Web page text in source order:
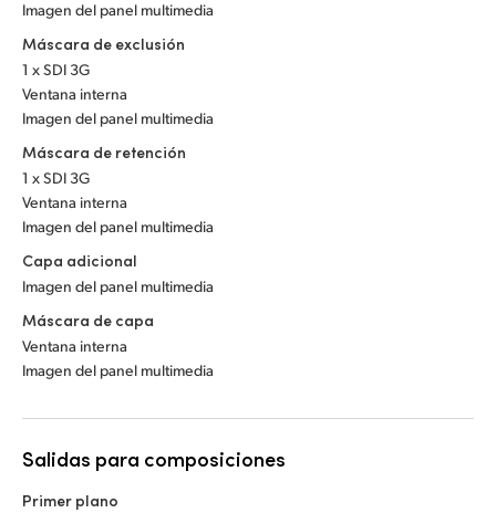
Imagen del panel multimedia
Máscara de exclusión
1 x SDI 3G
Ventana interna
Imagen del panel multimedia
Máscara de retención
1 x SDI 3G
Ventana interna
Imagen del panel multimedia
Capa adicional
Imagen del panel multimedia
Máscara de capa
Ventana interna
Imagen del panel multimedia
Salidas para composiciones
Primer plano